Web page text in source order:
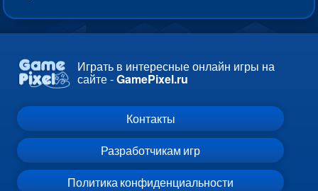
Играть в интересные онлайн игры на
сайте -GamePixel.ru
Контакты
Разработчикам игр
Политика конфиденциальности